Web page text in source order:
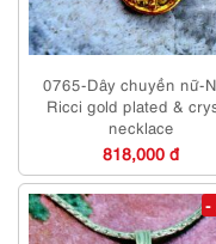
0765-Dây chuyền nữ-
Ricci gold plated &
necklace
818,000 đ
-